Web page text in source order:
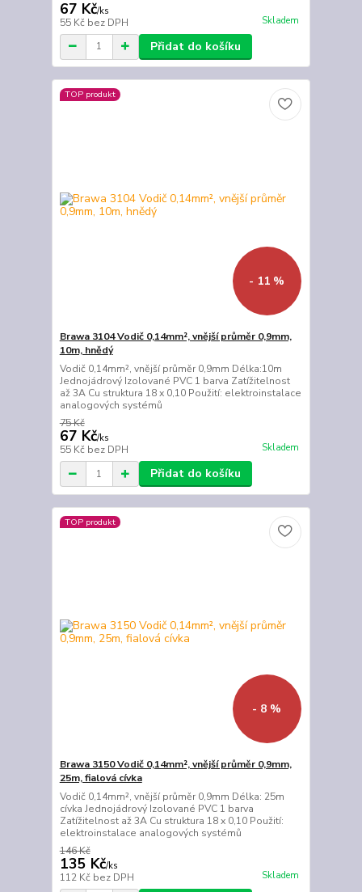
67 Kč/ks
55 Kč bez DPH Skladem
Přidat do košíku
TOP produkt
- 11 %
Brawa 3104 Vodič 0,14mm², vnější průměr 0,9mm,
10m, hnědý
Vodič 0,14mm², vnější průměr 0,9mm Délka:10m
Jednojádrový Izolované PVC 1 barva Zatížitelnost
až 3A Cu struktura 18 x 0,10 Použití: elektroinstalace
analogových systémů
75 Kč
67 Kč/ks
55 Kč bez DPH Skladem
Přidat do košíku
TOP produkt
- 8 %
Brawa 3150 Vodič 0,14mm², vnější průměr 0,9mm,
25m, fialová cívka
Vodič 0,14mm², vnější průměr 0,9mm Délka: 25m
cívka Jednojádrový Izolované PVC 1 barva
Zatížitelnost až 3A Cu struktura 18 x 0,10 Použití:
elektroinstalace analogových systémů
146 Kč
135 Kč/ks
112 Kč bez DPH Skladem